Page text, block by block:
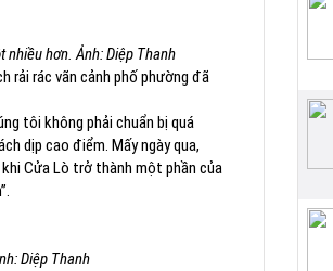
hơn. Ảnh: Diệp Thanh
rải rác vãn cảnh phố phường đã
tôi không phải chuẩn bị quá
dịp cao điểm. Mấy ngày qua,
Cửa Lò trở thành một phần của
Diệp Thanh